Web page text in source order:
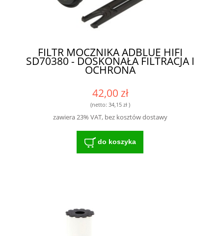
FILTR MOCZNIKA ADBLUE HIFI
SD70380 - DOSKONAŁA FILTRACJA I
OCHRONA
42,00 zł
(netto: 34,15 zł)
zawiera 23% VAT, bez kosztów dostawy
do koszyka